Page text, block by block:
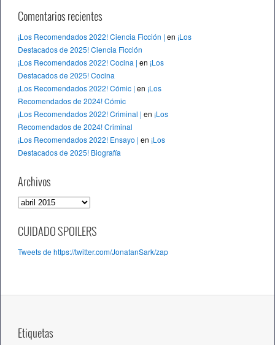
Comentarios recientes
¡Los Recomendados 2022! Ciencia Ficción | en ¡Los
Destacados de 2025! Ciencia Ficción
¡Los Recomendados 2022! Cocina | en ¡Los
Destacados de 2025! Cocina
¡Los Recomendados 2022! Cómic | en ¡Los
Recomendados de 2024! Cómic
¡Los Recomendados 2022! Criminal | en ¡Los
Recomendados de 2024! Criminal
¡Los Recomendados 2022! Ensayo | en ¡Los
Destacados de 2025! Biografía
Archivos
A
c
i
CUIDADO SPOILERS
Tweets de https://twitter.com/JonatanSark/zap
Etiquetas